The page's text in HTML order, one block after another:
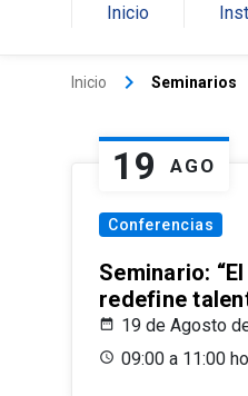
Inicio
Inicio keyboard_arrow_right Seminarios
19 AGO
Conferencias
Seminario:
redefine
19 de Agosto
09:00 a 11:00